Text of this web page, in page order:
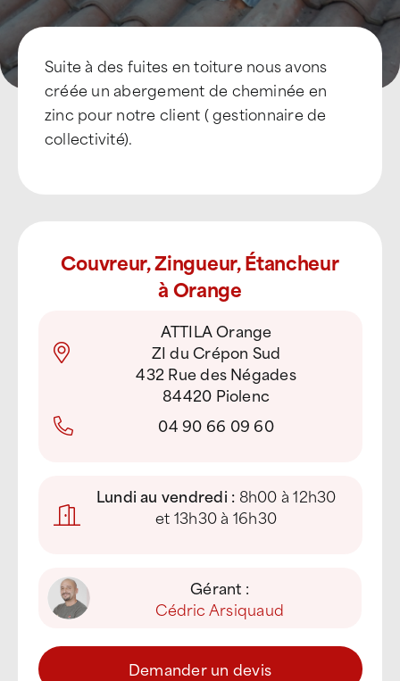
Suite à des fuites en toiture nous avons
créée un abergement de cheminée en
zinc pour notre client ( gestionnaire de
collectivité).
Couvreur, Zingueur, Étancheur
à Orange
ATTILA Orange
ZI du Crépon Sud
432 Rue des Négades
84420 Piolenc
04 90 66 09 60
Lundi au vendredi : 8h00 à 12h30
et 13h30 à 16h30
Gérant :
Cédric Arsiquaud
Demander un devis